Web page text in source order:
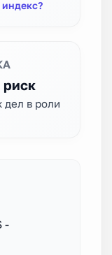
дел в роли
-